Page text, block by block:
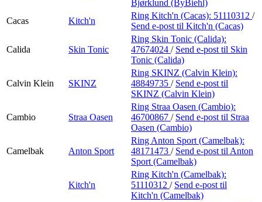
Bjørklund (ByBiehl)
Cacas
Kitch'n
Ring Kitch'n (Cacas): 51110312 /
Send e-post til Kitch'n (Cacas)
Calida Skin Tonic
Ring Skin Tonic (Calida):
47674024 / Send e-post til Skin
Tonic (Calida)
Calvin Klein SKINZ
Ring SKINZ (Calvin Klein):
48849735 / Send e-post til
SKINZ (Calvin Klein)
Cambio Straa Oasen
Ring Straa Oasen (Cambio):
46700867 / Send e-post til Straa
Oasen (Cambio)
Camelbak Anton Sport
Ring Anton Sport (Camelbak):
48171473 / Send e-post til Anton
Sport (Camelbak)
Kitch'n
Ring Kitch'n (Camelbak):
51110312 / Send e-post til
Kitch'n (Camelbak)